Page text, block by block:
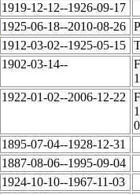
1919-12-12--1926-09-17
1925-06-18--2010-08-26
1912-03-02--1925-05-15
1902-03-14--
1922-01-02--2006-12-22
1895-07-04--1928-12-31
1887-08-06--1995-09-04
1924-10-10--1967-11-03